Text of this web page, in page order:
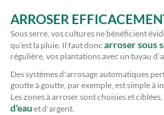
ARROSER
Sous serre, vos cultures ne bénéficient
qu’est la pluie. Il faut donc arroser sous
régulière, vos plantations avec un tuyau
Des systèmes d'arrosage automatiques
goutte à goutte, par exemple, est simple à
Les zones à arroser sont choisies et
d'eau et d'argent.